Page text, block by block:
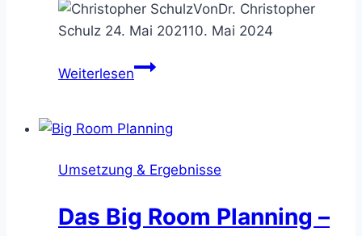
VonDr. Christopher
Schulz 24. Mai 202110. Mai 2024
WeiterlesenDie
Agenda
Sitzungspunkte
vereinbaren
Umsetzung & Ergebnisse
Das Big Room Planning –